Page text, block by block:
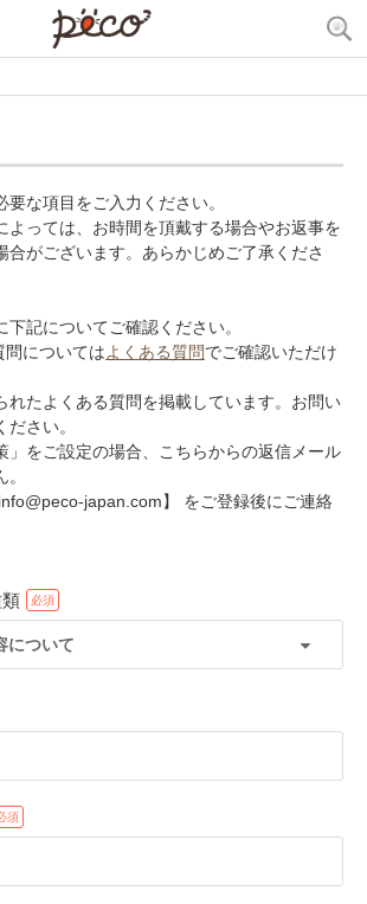
要な項目をご入力ください。
よっては、お時間を頂戴する場合やお返事を
合がございます。あらかじめご了承くださ
下記についてご確認ください。
についてはよくある質問でご確認いただけ
たよくある質問を掲載しています。お問い
さい。
をご設定の場合、こちらからの返信メール
japan.com】 をご登録後にご連絡
について